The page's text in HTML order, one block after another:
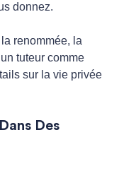
donnez.
renommée, la
tuteur comme
sur la vie privée
Des